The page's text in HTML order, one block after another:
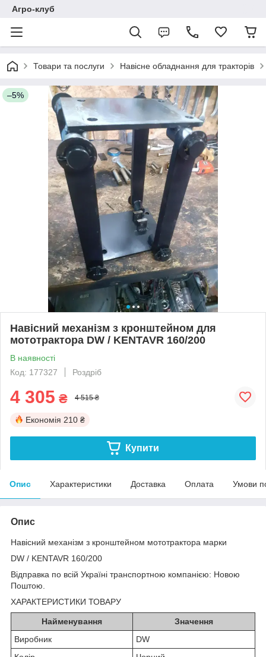
Агро-клуб
Товари та послуги Навісне обладнання для тракторів
–5%
Навісний механізм з кронштейном для
мототрактора DW / KENTAVR 160/200
В наявності
Код: 177327
Роздріб
4 305 ₴ 4 515 ₴
Економія 210 ₴
Купити
Опис Характеристики Доставка Оплата Умови
Опис
Навісний механізм з кронштейном мототрактора марки
DW / KENTAVR 160/200
Відправка по всій Україні транспортною компанією: Новою
Поштою.
ХАРАКТЕРИСТИКИ ТОВАРУ
Найменування
Значення
Виробник
DW